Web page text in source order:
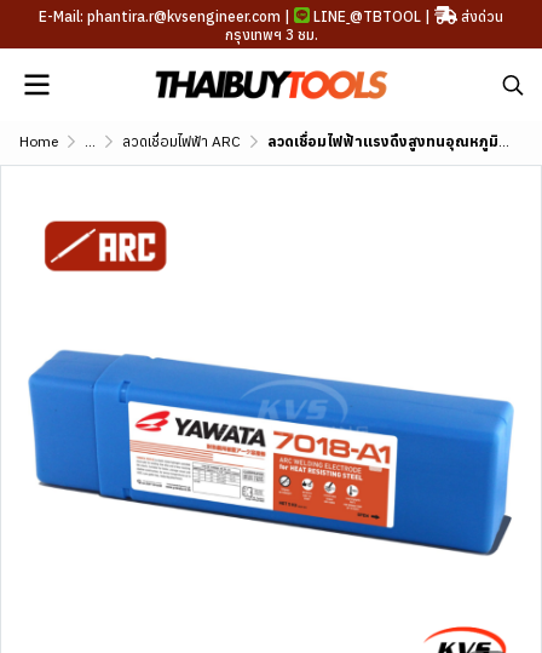
E-Mail: phantira.r@kvsengineer.com | LINE @TBTOOL |
ส่งด่วน
กรุงเทพฯ 3 ชม.
Home ... ลวดเชื่อมไฟฟ้า ARC ลวดเชื่อมไฟฟ้าแรงดึงสูงทนอุณหภูมิสูง YAWATA 7018-A1 (AWS A5.5 E7018-A1)